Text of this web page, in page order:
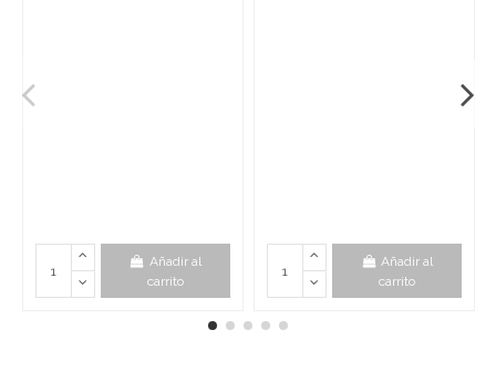
Añadir al
carrito
Añadir al
carrito